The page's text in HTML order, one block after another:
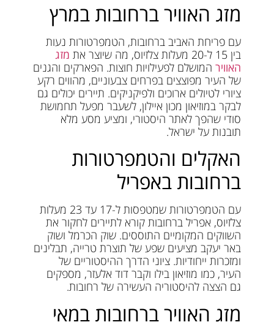
מזג האוויר ברחובות במרץ
עם פריחת האביב ברחובות, הטמפרטורות נעות
בין 15 ל-20 מעלות צלזיוס, מה שיוצר את
מזג
האוויר המושלם לפעילויות חוצות. הפארקים והגנים
של העיר מפוצצים בפרחים צבעוניים, מהווים רקע
ציורי לטיולים ארוכים ולפיקניקים. תיירים יכולים גם
לבקר במוזיאון מכון איילון, לשעבר מפעל תחמושת
סודי שהפך לאתר היסטורי, ומציע מסע מלא
תובנות על ישראל.
האקלים והטמפרטורות
ברחובות באפריל
עם הטמפרטורות שמטפסות ל-17 עד 23 מעלות
צלזיוס, אפריל ברחובות קורא לתיירים לחקור את
השווקים המקומיים התוססים. שוק הכרמל ושוק
באר יעקב מציעים שפע של תוצרת טרייה, תבלינים
ומזכרות ייחודיות. ציוני הדרך ההיסטוריים של
העיר, כמו מוזיאון בילו וקבר דוד אלעזר, מספקים
גם הצצה להיסטוריה העשירה של רחובות.
מזג האוויר ברחובות במאי